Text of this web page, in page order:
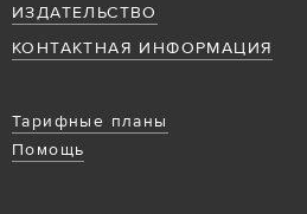
ИЗДАТЕЛЬСТВО
КОНТАКТНАЯ ИНФОРМАЦИЯ
Тарифные планы
Помощь